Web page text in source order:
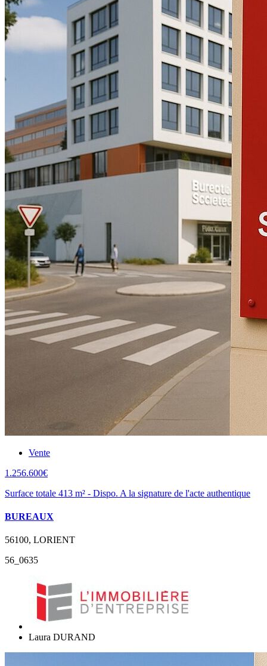
Vente
1.256.600€
Surface totale 413 m² - Dispo. A la signature de l'acte authentique
BUREAUX
56100, LORIENT
56_0635
Laura DURAND